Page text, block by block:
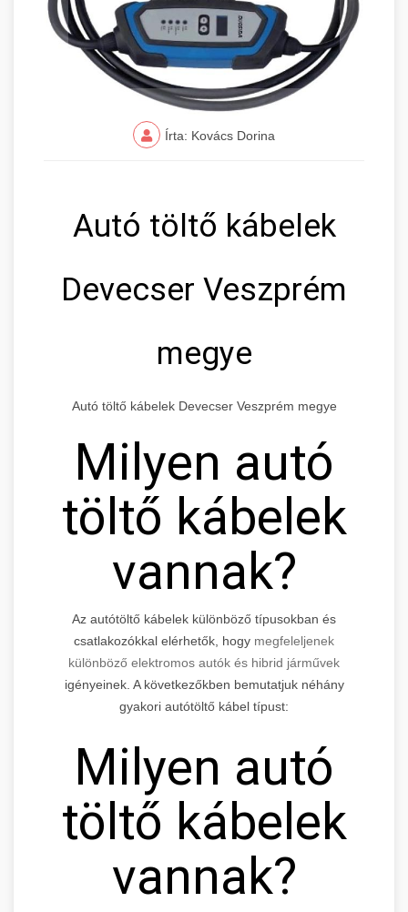
Írta: Kovács Dorina
Autó töltő kábelek
Devecser Veszprém
megye
Autó töltő kábelek Devecser Veszprém megye
Milyen autó
töltő kábelek
vannak?
Az autótöltő kábelek különböző típusokban és
csatlakozókkal elérhetők, hogy megfeleljenek
különböző elektromos autók és hibrid járművek
igényeinek. A következőkben bemutatjuk néhány
gyakori autótöltő kábel típust:
Milyen autó
töltő kábelek
vannak?